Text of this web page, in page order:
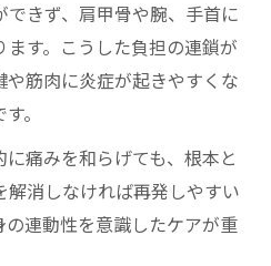
できず、肩甲骨や腕、手首に
す。こうした負担の連鎖が
筋肉に炎症が起きやすくな
。
痛みを和らげても、根本と
解消しなければ再発しやすい
連動性を意識したケアが重